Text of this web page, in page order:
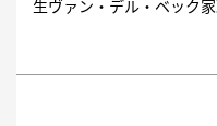
生ヴァン・デル・ベック